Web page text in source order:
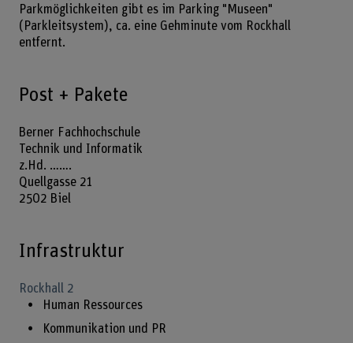
Parkmöglichkeiten gibt es im Parking "Museen"
(Parkleitsystem), ca. eine Gehminute vom Rockhall
entfernt.
Post + Pakete
Berner Fachhochschule
Technik und Informatik
z.Hd. …….
Quellgasse 21
2502 Biel
Infrastruktur
Rockhall 2
Human Ressources
Kommunikation und PR